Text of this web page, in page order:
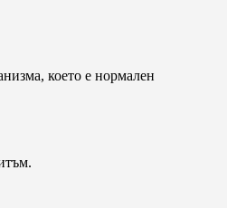
което е нормален